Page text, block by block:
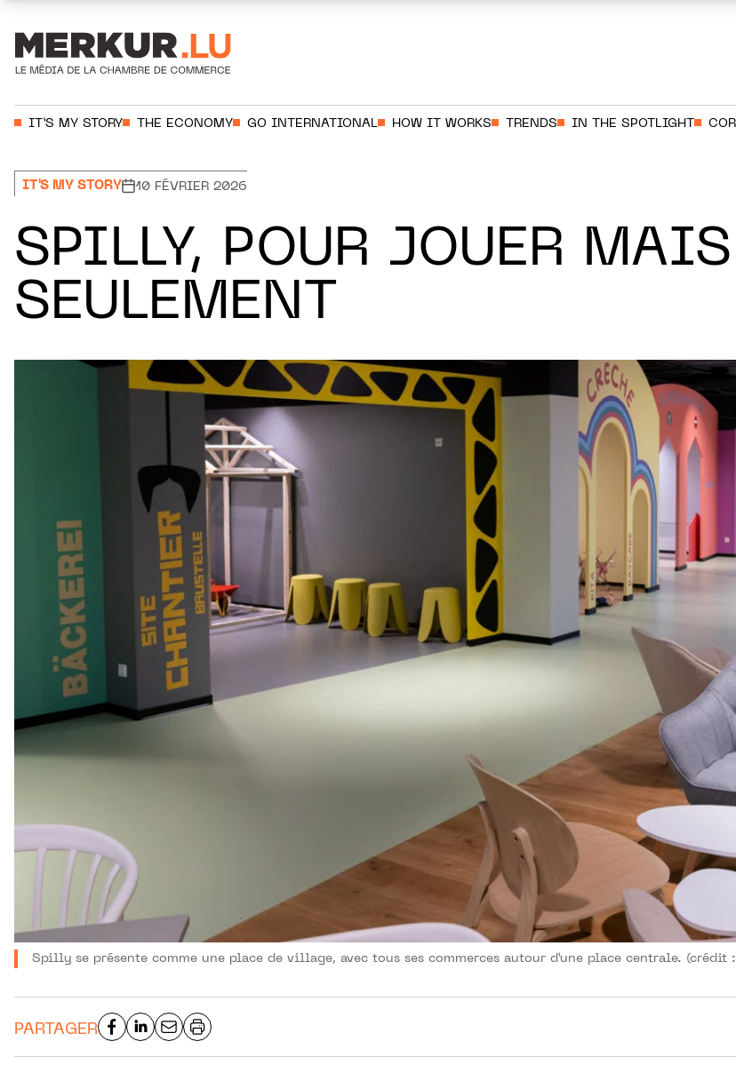
IT’S MY STORY THE ECONOMY GO INTERNATIONAL HOW IT WORKS TRENDS IN THE SPOTLIGHT
IT'S MY STORY 10 FÉVRIER 2026
SPILLY, POUR JOUER
SEULEMENT
Spilly se présente comme une place de village, avec tous ses commerces autour d’une place centrale. (crédit
PARTAGER